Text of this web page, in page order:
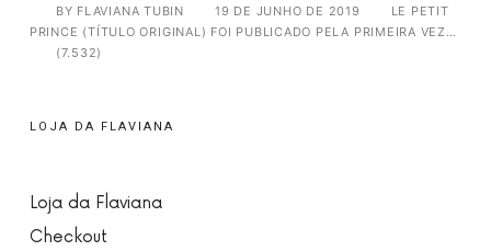
BY FLAVIANA TUBIN 19 DE JUNHO DE 2019
LE PETIT
PRINCE (TÍTULO ORIGINAL) FOI PUBLICADO PELA PRIMEIRA VEZ…
(7.532)
LOJA DA FLAVIANA
Loja da Flaviana
Checkout